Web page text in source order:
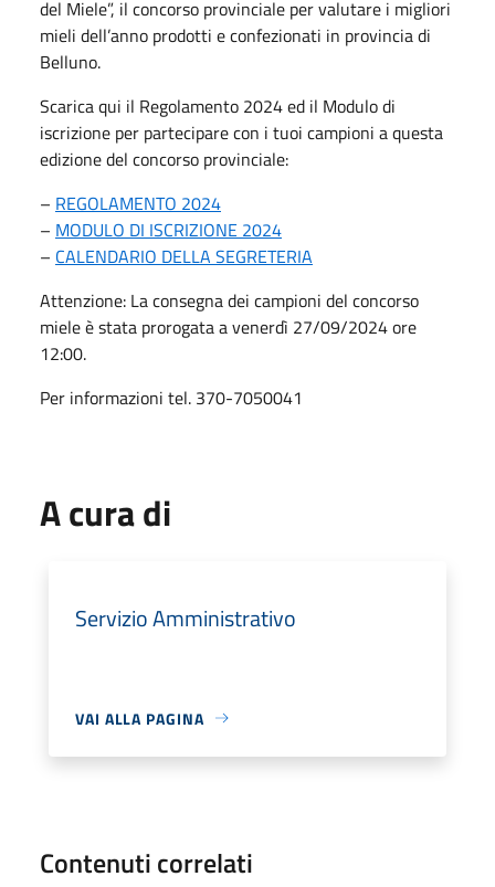
del Miele”, il concorso provinciale per valutare i migliori
mieli dell’anno prodotti e confezionati in provincia di
Belluno.
Scarica qui il Regolamento 2024 ed il Modulo di
iscrizione per partecipare con i tuoi campioni a questa
edizione del concorso provinciale:
– REGOLAMENTO 2024
– MODULO DI ISCRIZIONE 2024
– CALENDARIO DELLA SEGRETERIA
Attenzione: La consegna dei campioni del concorso
miele è stata prorogata a venerdì 27/09/2024ore
12:00.
Per informazioni tel. 370-7050041
A cura di
Servizio Amministrativo
VAI ALLA PAGINA
Contenuti correlati